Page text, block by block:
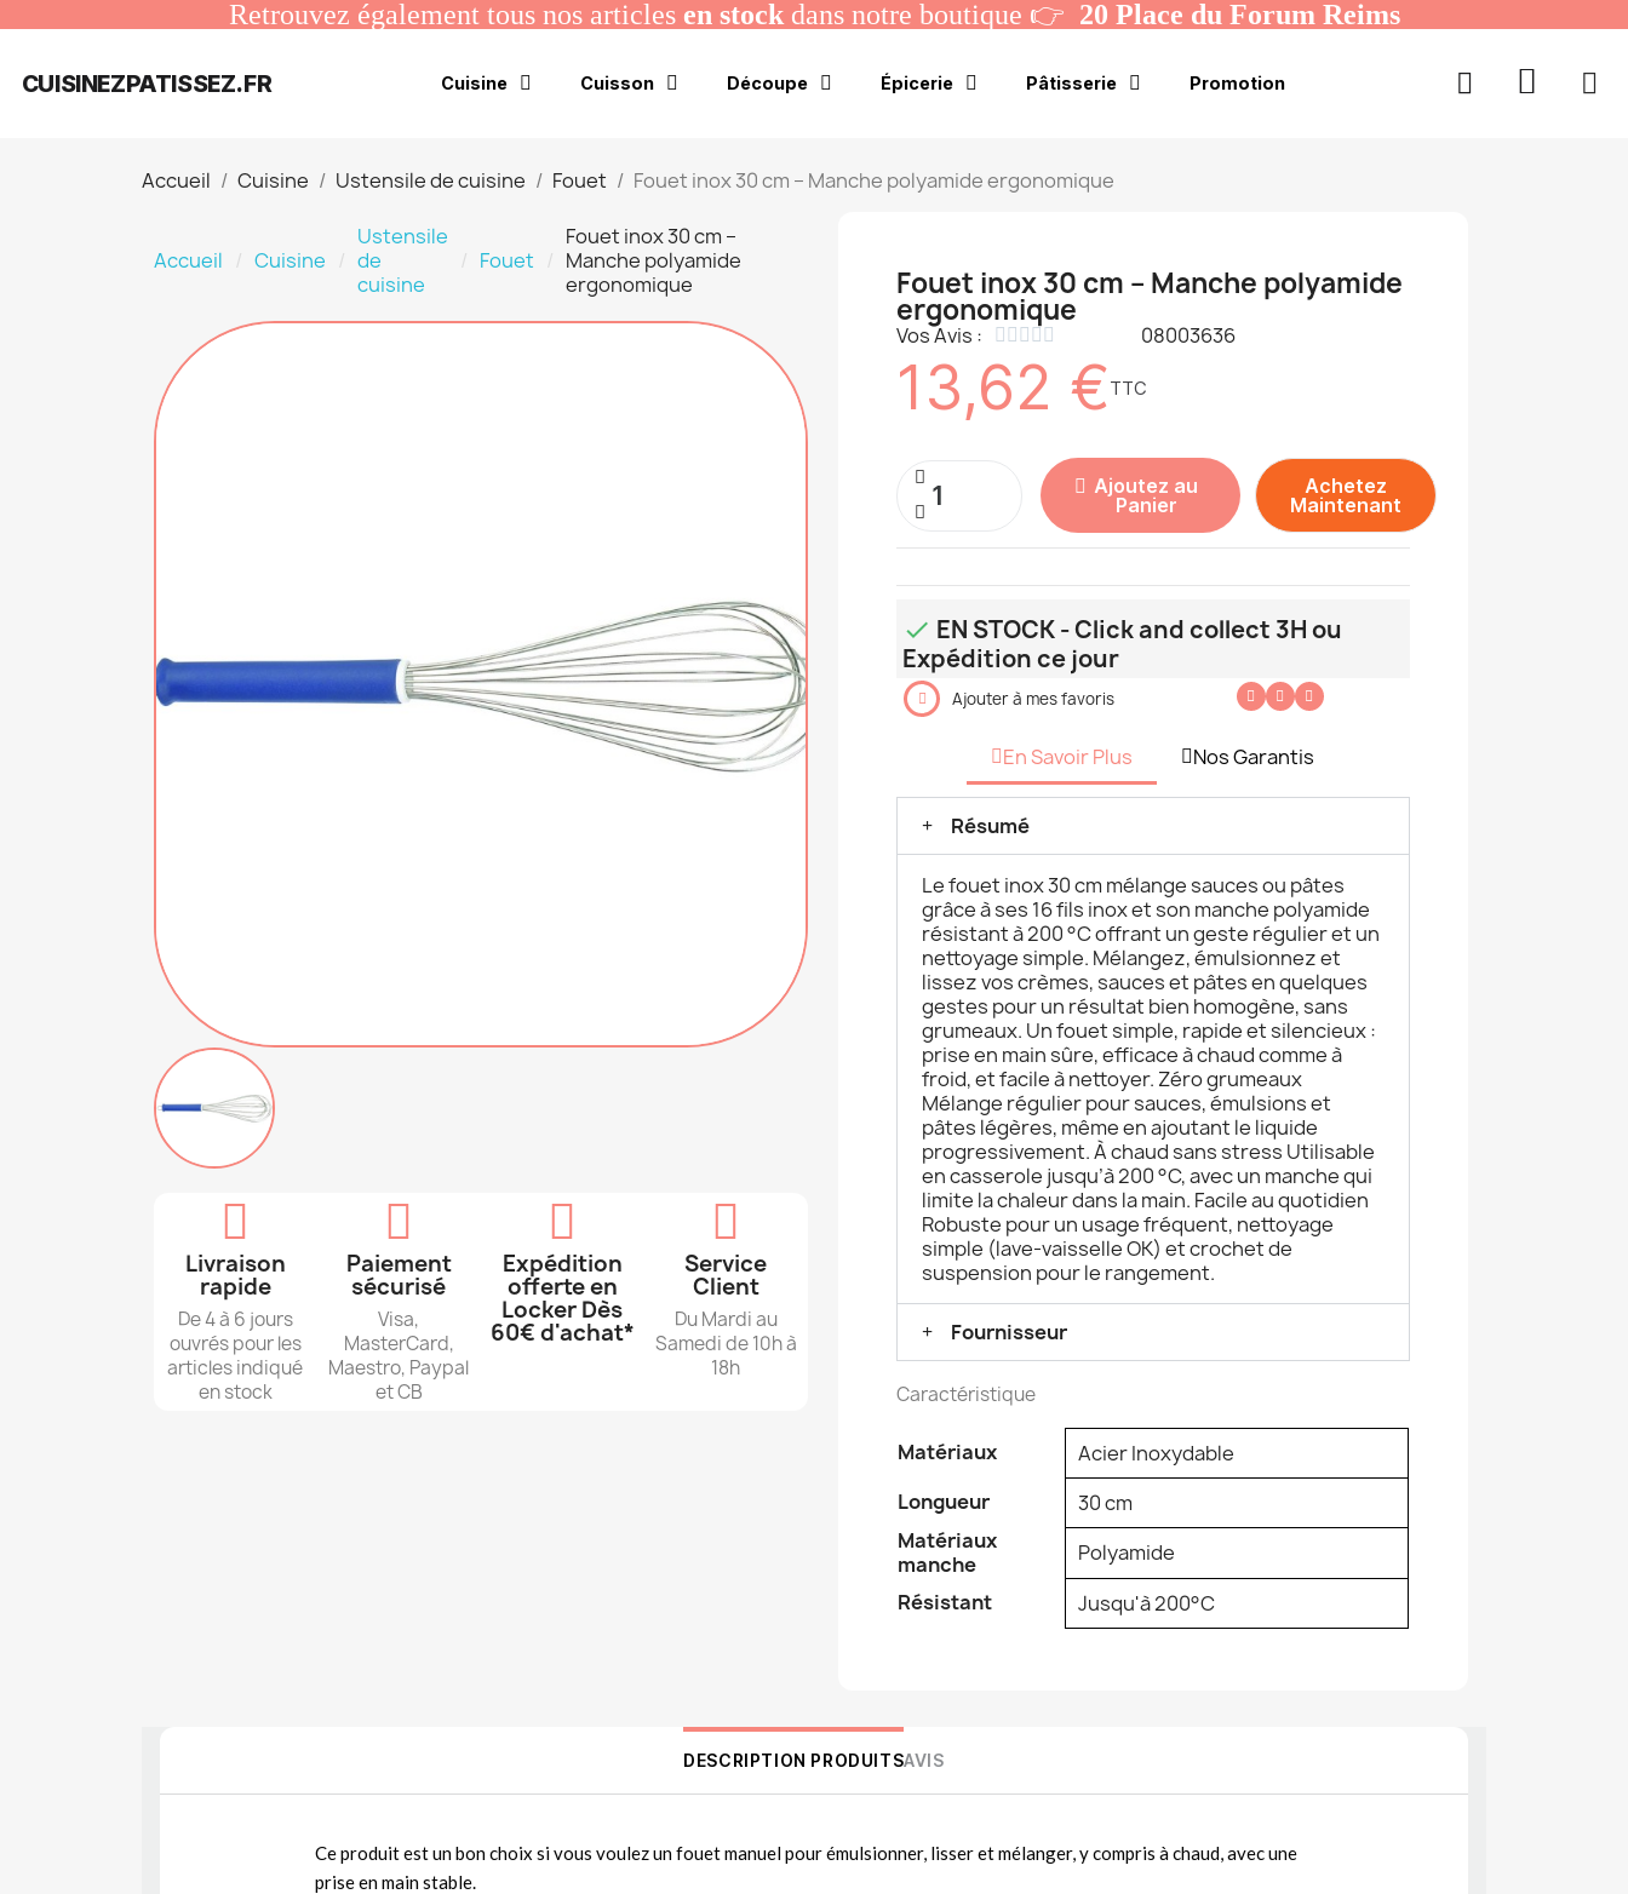
Retrouvez également tous nos articlesen stockdans notre boutique 👉 20 Place du Forum Reims
CUISINEZPATISSEZ.FR Cuisine Cuisson Découpe Épicerie Pâtisserie Promotion
Accueil Cuisine Ustensile de cuisine Fouet Fouet inox 30 cm – Manche polyamide ergonomique
Accueil Cuisine
Ustensile
de
cuisine
Fouet
Fouet inox 30 cm –
Manche polyamide
ergonomique
Livraison
rapide
De 4 à 6 jours
ouvrés pour les
articles indiqué
en stock
Paiement
sécurisé
Visa,
MasterCard,
Maestro, Paypal
et CB
Expédition
offerte en
Locker Dès
60€ d'achat*
Service
Client
Du Mardi au
Samedi de 10h à
18h
Fouet inox 30 cm – Manche polyamide
ergonomique
Vos Avis :      08003636
13,62 €TTC
Ajoutez au
Panier
Achetez
Maintenant
 EN STOCK - Click and collect 3H ou
Expédition ce jour
Ajouter à mes favoris
En Savoir Plus Nos Garantis
Résumé
Le fouet inox 30 cm mélange sauces ou pâtes
grâce à ses 16 fils inox et son manche polyamide
résistant à 200 °C offrant un geste régulier et un
nettoyage simple. Mélangez, émulsionnez et
lissez vos crèmes, sauces et pâtes en quelques
gestes pour un résultat bien homogène, sans
grumeaux. Un fouet simple, rapide et silencieux :
prise en main sûre, efficace à chaud comme à
froid, et facile à nettoyer. Zéro grumeaux
Mélange régulier pour sauces, émulsions et
pâtes légères, même en ajoutant le liquide
progressivement. À chaud sans stress Utilisable
en casserole jusqu’à 200 °C, avec un manche qui
limite la chaleur dans la main. Facile au quotidien
Robuste pour un usage fréquent, nettoyage
simple (lave-vaisselle OK) et crochet de
suspension pour le rangement.
Fournisseur
Caractéristique
Matériaux
Acier Inoxydable
Longueur
30 cm
Matériaux
manche
Polyamide
Résistant
Jusqu'à 200°C
DESCRIPTION PRODUITSAVIS
Ce produit est un bon choix si vous voulez un fouet manuel pour émulsionner, lisser et mélanger, y compris à chaud, avec une
prise en main stable.